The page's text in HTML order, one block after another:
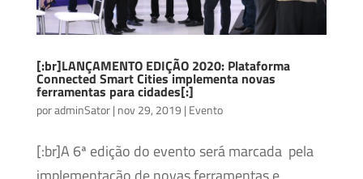
[:br]LANÇAMENTO EDIÇÃO 2020: Plataforma
Connected Smart Cities implementa novas
ferramentas para cidades[:]
poradminSator| nov 29, 2019 | Evento
[:br]A 6ª edição do evento será marcada pela